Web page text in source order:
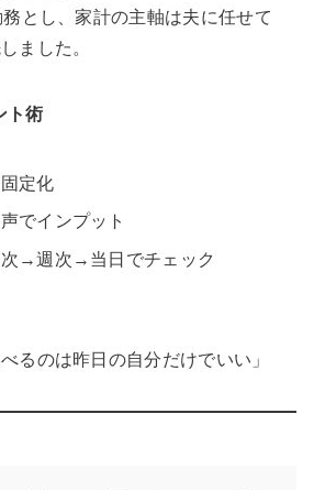
とし、家計の主軸は夫に任せて
ました。
ト術
定化
でインプット
→週次→当日でチェック
るのは昨日の自分だけでいい」